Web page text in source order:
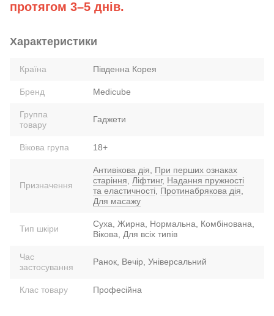
протягом 3–5 днів.
Характеристики
Країна Південна Корея
Бренд Medicube
Группа
товару
Гаджети
Вікова група 18+
Призначення
Антивікова дія
При перших ознаках
старіння
Ліфтинг, Надання пружності
та еластичності
Протинабрякова дія
Для масажу
Тип шкіри
Суха, Жирна, Нормальна, Комбінована,
Вікова, Для всіх типів
Час
застосування
Ранок, Вечір, Універсальний
Клас товару Професійна